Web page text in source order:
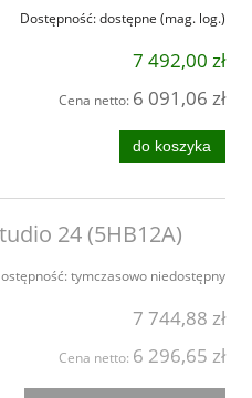
Dostępność:dostępne (mag. log.)
7 492,00 zł
Cena netto: 6 091,06 zł
do koszyka
24 (5HB12A)
tymczasowo niedostępny
7 744,88 zł
Cena netto: 6 296,65 zł